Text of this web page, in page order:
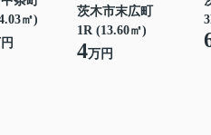
㎡)
茨木市末広町
1R (13.60㎡)
4万円